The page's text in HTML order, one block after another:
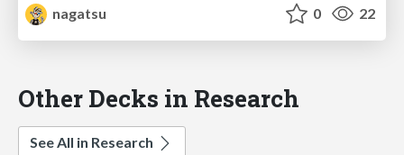
nagatsu
0 22
Other Decks in Research
See All in Research